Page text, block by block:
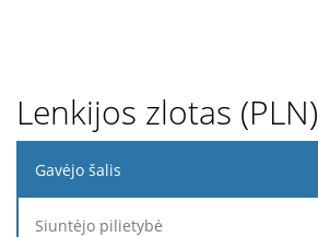
Lenkijos zlotas (PLN)
Gavėjo